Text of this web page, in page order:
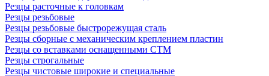
Резцы расточные к головкам
Резцы резьбовые
Резцы резьбовые быстрорежущая сталь
Резцы сборные с механическим креплением пластин
Резцы со вставками оснащенными СТМ
Резцы строгальные
Резцы чистовые широкие и специальные